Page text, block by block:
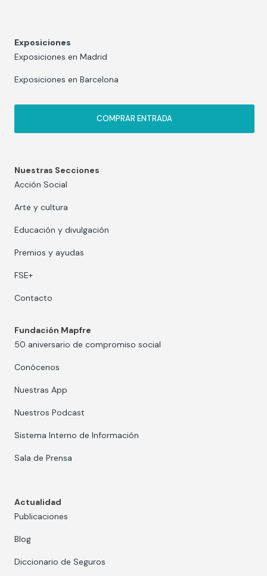
Exposiciones
Exposiciones en Madrid
Exposiciones en Barcelona
COMPRAR ENTRADA
Nuestras Secciones
Acción Social
Arte y cultura
Educación y divulgación
Premios y ayudas
FSE+
Contacto
Fundación Mapfre
50 aniversario de compromiso social
Conócenos
Nuestras App
Nuestros Podcast
Sistema Interno de Información
Sala de Prensa
Actualidad
Publicaciones
Blog
Diccionario de Seguros